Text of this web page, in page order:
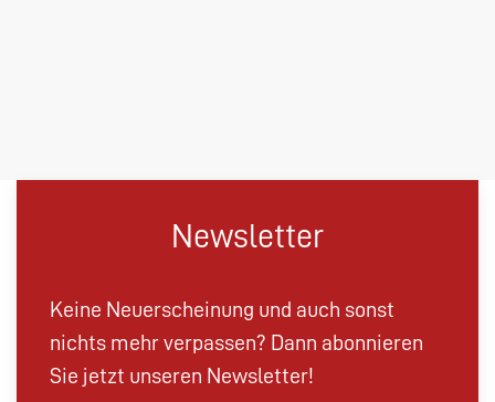
Newsletter
Keine Neuerscheinung und auch sonst
nichts mehr verpassen? Dann abonnieren
Sie jetzt unseren Newsletter!